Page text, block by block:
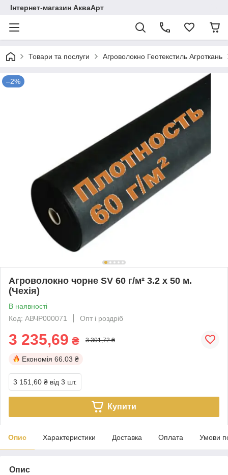
Інтернет-магазин АкваАрт
Товари та послуги Агроволокно Геотекстиль Агроткань
–2%
Агроволокно чорне SV 60 г/м² 3.2 х 50 м.
(Чехія)
В наявності
Код: АВЧР000071
Опт і роздріб
3 235,69 ₴ 3 301,72 ₴
Економія 66.03 ₴
3 151,60 ₴ від 3 шт.
Купити
Опис Характеристики Доставка Оплата Умови
Опис